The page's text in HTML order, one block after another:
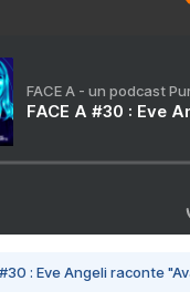
FACE A - un podcast
FACE A #30 : Eve
#30 : Eve Angeli raconte